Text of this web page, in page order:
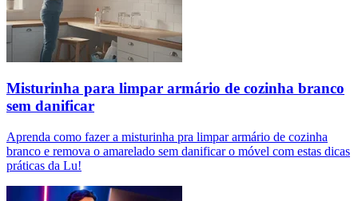
Misturinha para limpar armário de cozinha branco
sem danificar
Aprenda como fazer a misturinha pra limpar armário de cozinha
branco e remova o amarelado sem danificar o móvel com estas dicas
práticas da Lu!